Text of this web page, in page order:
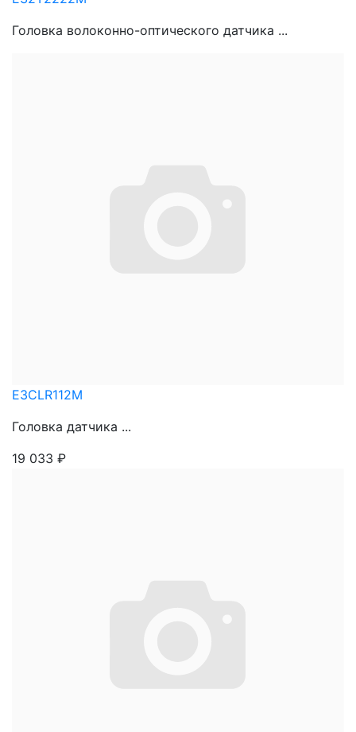
Головка волоконно-оптического датчика ...
E3CLR112M
Головка датчика ...
19 033 ₽